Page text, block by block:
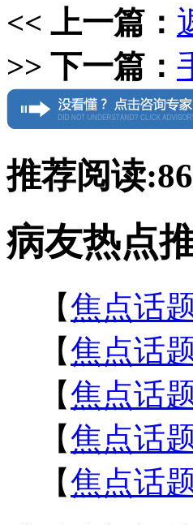
<< 上一篇：
>> 下一篇：
推荐阅读:
病友热点
【焦点话
【焦点话
【焦点话
【焦点话
【焦点话